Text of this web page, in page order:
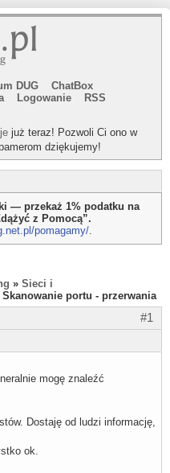
DUG
ChatBox
Logowanie
RSS
już teraz! Pozwoli Ci ono w
dziękujemy!
— przekaż 1% podatku na
z Pomocą”.
pomagamy/.
» Sieci i
Skanowanie portu - przerwania
#1
mogę znaleźć
Dostaję od ludzi informację,
ok.